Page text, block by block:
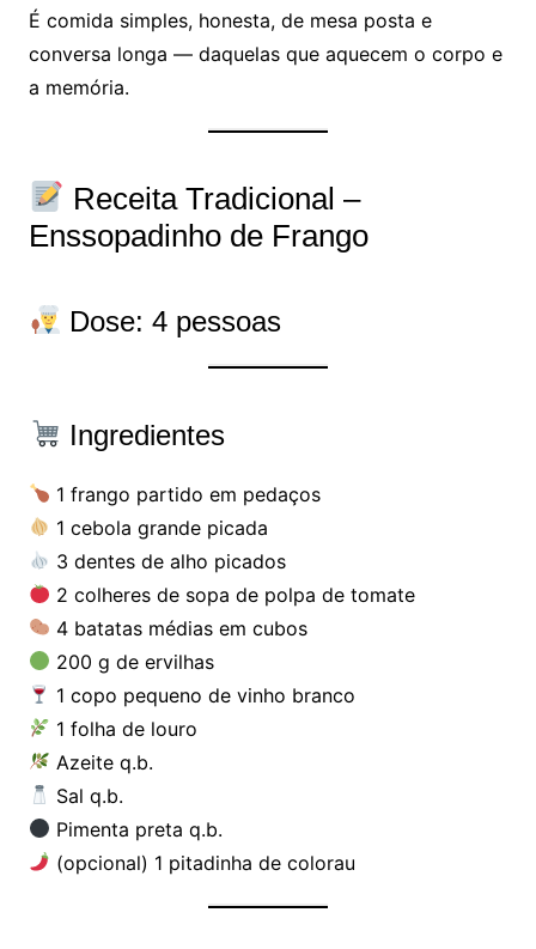
É comida simples, honesta, de mesa posta e
conversa longa — daquelas que aquecem o corpo e
a memória.
Receita Tradicional –
Enssopadinho de Frango
Dose: 4 pessoas
Ingredientes
1 frango partido em pedaços
1 cebola grande picada
3 dentes de alho picados
2 colheres de sopa de polpa de tomate
4 batatas médias em cubos
200 g de ervilhas
1 copo pequeno de vinho branco
1 folha de louro
Azeite q.b.
Sal q.b.
Pimenta preta q.b.
(opcional) 1 pitadinha de colorau